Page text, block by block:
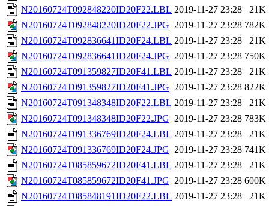
N20160724T092848220ID20F22.LBL 2019-11-27 23:28
21K
N20160724T092848220ID20F22.JPG 2019-11-27 23:28 782K
N20160724T092836641ID20F24.LBL 2019-11-27 23:28
21K
N20160724T092836641ID20F24.JPG 2019-11-27 23:28 750K
N20160724T091359827ID20F41.LBL 2019-11-27 23:28
21K
N20160724T091359827ID20F41.JPG 2019-11-27 23:28 822K
N20160724T091348348ID20F22.LBL 2019-11-27 23:28
21K
N20160724T091348348ID20F22.JPG 2019-11-27 23:28 783K
N20160724T091336769ID20F24.LBL 2019-11-27 23:28
21K
N20160724T091336769ID20F24.JPG 2019-11-27 23:28 741K
N20160724T085859672ID20F41.LBL 2019-11-27 23:28
21K
N20160724T085859672ID20F41.JPG 2019-11-27 23:28 600K
N20160724T085848191ID20F22.LBL 2019-11-27 23:28
21K